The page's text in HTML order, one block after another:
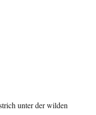
unter der wilden